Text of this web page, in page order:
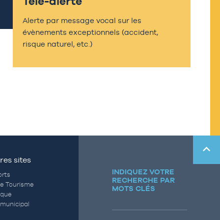
Alerte par message vocal sur les
évènements exceptionnels (accident,
risque naturel, etc.)
sites
Tourisme
INDIQUEZ VOTRE
RECHERCHE PAR
MOTS CLÉS